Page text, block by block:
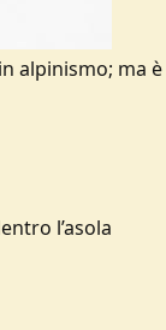
alpinismo; ma
l’asola